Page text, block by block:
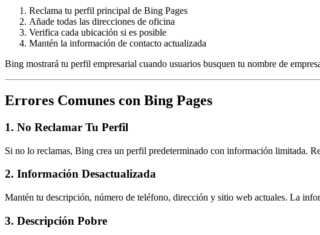
Reclama tu perfil principal de Bing Pages
Añade todas las direcciones de oficina
Verifica cada ubicación si es posible
Mantén la información de contacto actualizada
Bing mostrará tu perfil empresarial cuando usuarios busquen tu nombre de
Errores Comunes con Bing Pages
1. No Reclamar Tu Perfil
Si no lo reclamas, Bing crea un perfil predeterminado con información limitada.
2. Información Desactualizada
Mantén tu descripción, número de teléfono, dirección y sitio web actuales. La
3. Descripción Pobre